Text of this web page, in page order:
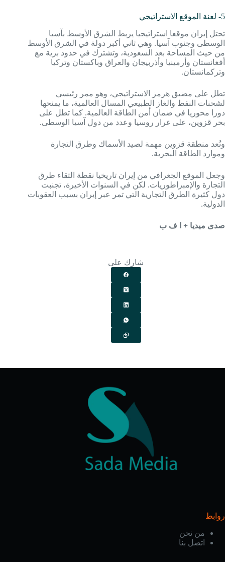
5- لعنة الموقع الاستراتيجي
تحتل إيران موقعا استراتيجيا يربط الشرق الأوسط بآسيا
الوسطى وجنوب آسيا. وهي ثاني أكبر دولة في الشرق الأوسط
من حيث المساحة بعد السعودية، وتشترك في حدود برية مع
أفغانستان وأرمينيا وأذربيجان والعراق وباكستان وتركيا
وتركمانستان.
تطل على مضيق هرمز الاستراتيجي، وهو ممر رئيسي
لشحنات النفط والغاز الطبيعي المسال العالمية، ما يمنحها
دورا محوريا في ضمان أمن الطاقة العالمية. كما تطل على
بحر قزوين، على غرار روسيا وعدد من دول آسيا الوسطى.
وتُعد منطقة قزوين مهمة لصيد الأسماك وطرق التجارة
وموارد الطاقة البحرية.
وجعل الموقع الجغرافي من إيران تاريخيا نقطة التقاء طرق
التجارة والإمبراطوريات. لكن في السنوات الأخيرة، تجنبت
دول كثيرة الطرق التجارية التي تمر عبر إيران بسبب العقوبات
الدولية.
صدى ميديا + ا ف ب
شارك على
روابط
من نحن
اتصل بنا